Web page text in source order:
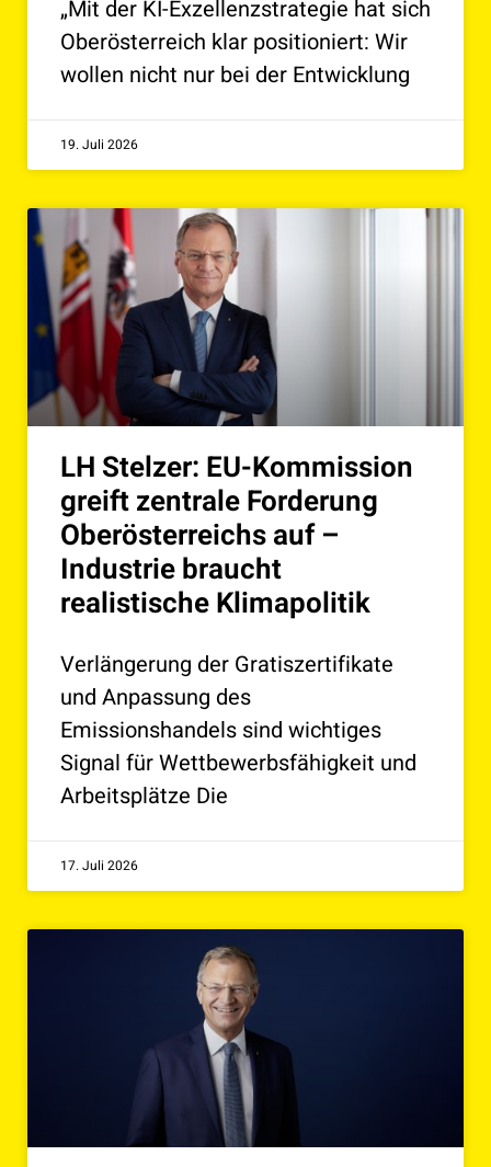
„Mit der KI-Exzellenzstrategie hat sich
Oberösterreich klar positioniert: Wir
wollen nicht nur bei der Entwicklung
19. Juli 2026
LH Stelzer: EU-Kommission
greift zentrale Forderung
Oberösterreichs auf –
Industrie braucht
realistische Klimapolitik
Verlängerung der Gratiszertifikate
und Anpassung des
Emissionshandels sind wichtiges
Signal für Wettbewerbsfähigkeit und
Arbeitsplätze Die
17. Juli 2026